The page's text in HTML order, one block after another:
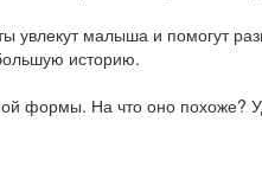
увлекут малыша и помогут
историю.
формы. На что оно